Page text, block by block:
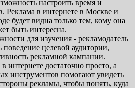
настроить время и
Реклама в интернете в Москве и
будет видна только тем, кому она
быть интересна.
для изучения - рекламодатель
поведение целевой аудитории,
рекламной кампании.
интернете достаточно просто, а
инструментов помогают увидеть
рекламы, чтобы понять, куда